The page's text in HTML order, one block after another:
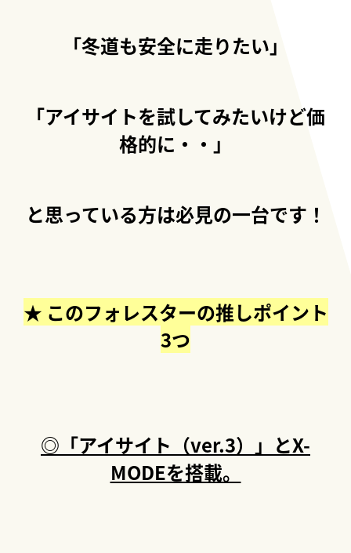
「冬道も安全に走りたい」
「アイサイトを試してみたいけど価
格的に・・」
と思っている方は必見の一台です！
★ このフォレスターの推しポイント
3つ
◎「アイサイト（ver.3）」とX-
MODEを搭載。